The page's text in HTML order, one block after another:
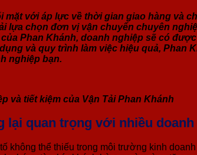
với áp lực về thời gian giao hàng và
lựa chọn đơn vị vận chuyển chuyên
của Phan Khánh, doanh nghiệp sẽ có
và quy trình làm việc hiệu quả, Phan
nghiệp bạn.
và tiết kiệm của Vận Tải Phan Khánh
quan trọng với nhiều
không thể thiếu trong môi trường kinh